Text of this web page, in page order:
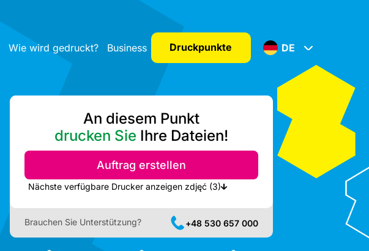
Wie wird gedruckt? Business Druckpunkte DE
An diesem Punkt
drucken Sie Ihre Dateien!
Auftrag erstellen
Nächste verfügbare Drucker anzeigen zdjęć (3)
Brauchen Sie Unterstützung? +48 530 657 000